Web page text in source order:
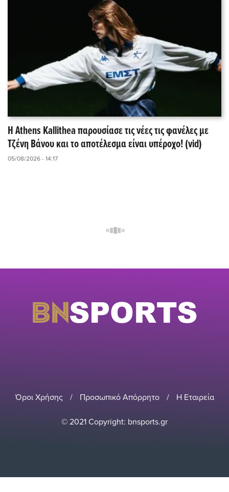
Η Athens Kallithea παρουσίασε τις νέες τις φανέλες με
Τζένη Βάνου και το αποτέλεσμα είναι υπέροχο! (vid)
05/08/2026 - 14:17
Όροι Χρήσης / Προσωπικό Απόρρητο / Η Εταιρεία
© 2021 Copyright: bnsports.gr